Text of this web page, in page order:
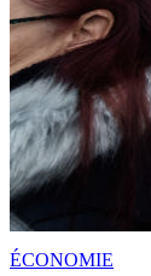
ÉCONOMIE